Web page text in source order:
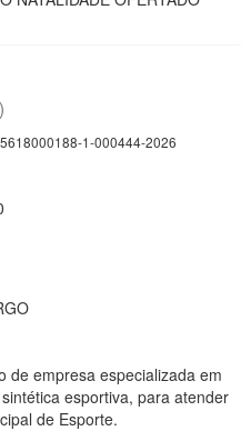
1-000444-2026
de empresa especializada em
esportiva, para atender
de Esporte.